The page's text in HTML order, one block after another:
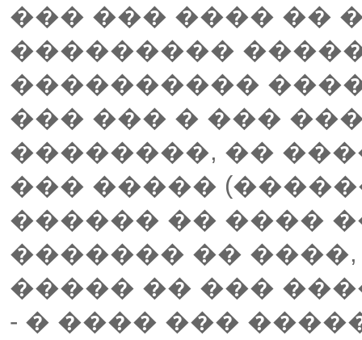
��� ��� ���� ��
���������
����������
��� ��� � ���
��������, ��
��� �����
������ �� ����
������� ��
����� �� ���
- � ���� ���